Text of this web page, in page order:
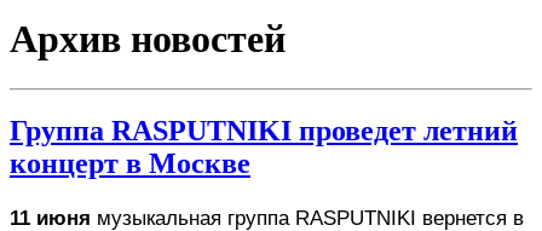
Архив новостей
Группа RASPUTNIKI проведет летний
концерт в Москве
11 июня музыкальная группа RASPUTNIKI вернется в